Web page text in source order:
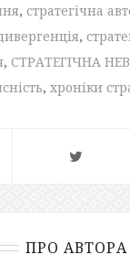
, стратегічна
,
, СТРАТЕГІЧНА
, хроніки
ПРО АВТОРА